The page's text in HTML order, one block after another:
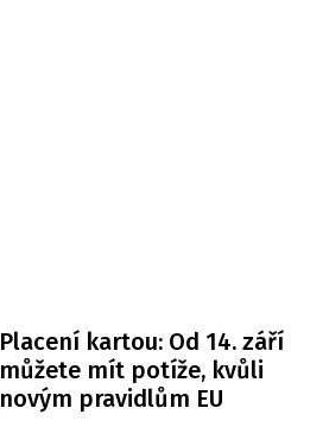
Placení kartou: Od 14. září
můžete mít potíže, kvůli
novým pravidlům EU